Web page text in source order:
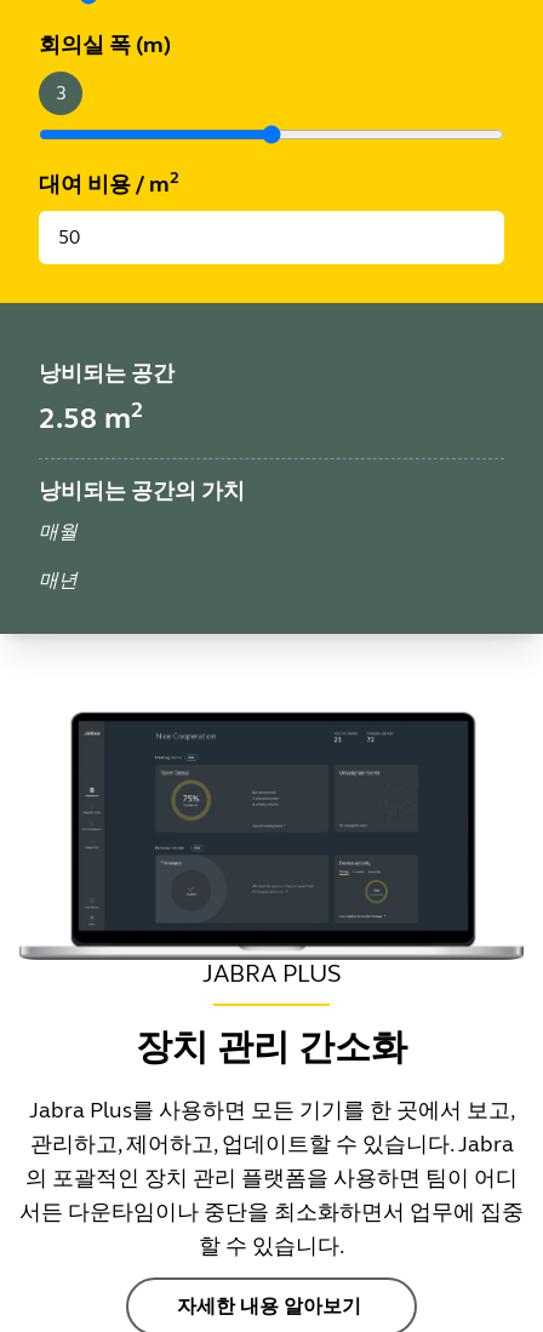
회의실 폭 (m)
3
대여 비용/ m2
낭비되는 공간
2.58 m2
낭비되는 공간의 가치
매월
매년
JABRA PLUS
장치 관리 간소화
Jabra Plus를 사용하면 모든 기기를 한 곳에서 보고,
관리하고, 제어하고, 업데이트할 수 있습니다. Jabra
의 포괄적인 장치 관리 플랫폼을 사용하면 팀이 어디
서든 다운타임이나 중단을 최소화하면서 업무에 집중
할 수 있습니다.
자세한 내용 알아보기